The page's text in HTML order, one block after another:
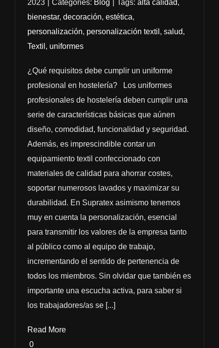
2023
Categories: Blog Tags: alta calidad,
bienestar, decoración, estética,
personalización, personalización textil , salud,
Textil , uniformes
¿Qué requisitos debe cumplir un uniforme
profesional en hostelería? Los uniformes
profesionales de hostelería deben cumplir una
serie de características básicas que aúnen
diseño, comodidad, funcionalidad y seguridad.
Además, es imprescindible contar un
equipamiento textil confeccionado con
materiales de calidad para ahorrar costes,
soportar numerosos lavados y maximizar su
durabilidad. En Supratex asimismo tenemos
muy en cuenta la personalización, esencial
para transmitir los valores de la empresa tanto
al público como al equipo de trabajo,
incrementando el sentido de pertenencia de
todos los miembros. Sin olvidar que también es
importante una escucha activa, para saber si
los trabajadores/as se [...]
Read More
0